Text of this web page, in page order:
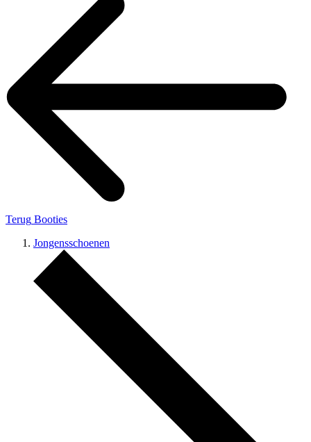
Terug Booties
Jongensschoenen